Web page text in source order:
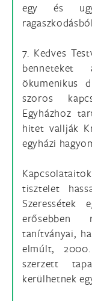
egy és
7. Kedves
ökumenikus
szoros
Egyházhoz
hitet vallják
egyházi
tisztelet
Szeressétek
erősebben
tanítványai,
elmúlt,
szerzett
kerülhetnek